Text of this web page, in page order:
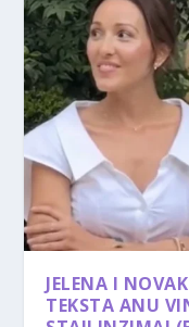
JELENA I
TEKSTA ANU